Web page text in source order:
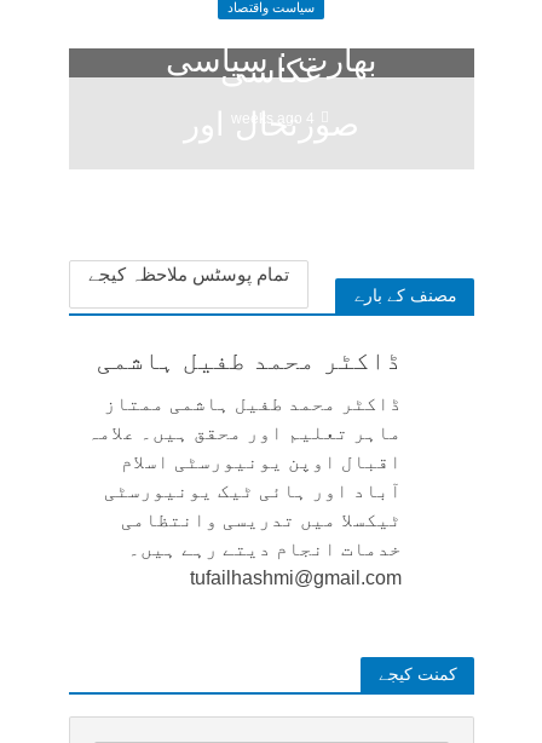
کی تمثیلی
عکاسی
4 weeks ago
سیاست واقتصاد
بھارت : سیاسی
صورتحال اور
مصنف کے بارے
تمام پوسٹس ملاحظہ کیجے
ڈاکٹر محمد طفیل ہاشمی
ڈاکٹر محمد طفیل ہاشمی ممتاز
ماہر تعلیم اور محقق ہیں۔ علامہ
اقبال اوپن یونیورسٹی اسلام
آباد اور ہائی ٹیک یونیورسٹی
ٹیکسلا میں تدریسی وانتظامی
خدمات انجام دیتے رہے ہیں۔
tufailhashmi@gmail.com
کمنت کیجے